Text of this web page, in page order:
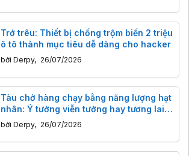
Trớ trêu: Thiết bị chống trộm biến 2 triệu
ô tô thành mục tiêu dễ dàng cho hacker
bởi Derpy, 26/07/2026
Tàu chở hàng chạy bằng năng lượng hạt
nhân: Ý tưởng viễn tưởng hay tương lai
của ngành vận tải biển?
bởi Derpy, 26/07/2026